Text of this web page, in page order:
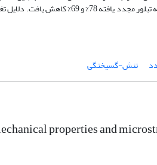
بدون تبلور مجدد به ترتیب 61% و 78%
تنش-گسیختگی
properties and